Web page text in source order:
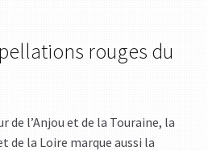
rouges du
de l’Anjou et de la Touraine, la
de la Loire marque aussi la